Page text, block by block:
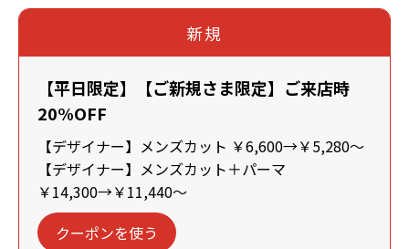
新規
【平日限定】【ご新規さま限定】ご来店時
20%OFF
【デザイナー】メンズカット ￥6,600→￥5,280～
【デザイナー】メンズカット＋パーマ
￥14,300→￥11,440～
クーポンを使う